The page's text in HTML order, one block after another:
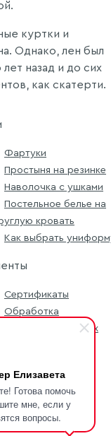
Елизавета
Готова помочь
мне, если у
вопросы.
куртки и
Однако, лен был
назад и до сих
как скатерти.
Фартуки
Простыня на резинке
Наволочка с ушками
Постельное белье на
кровать
Как выбрать
Сертификаты
Обработка
данных